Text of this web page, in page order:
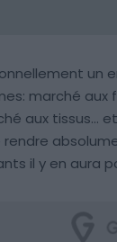
un
marché aux
aux tissus…
il y en aura